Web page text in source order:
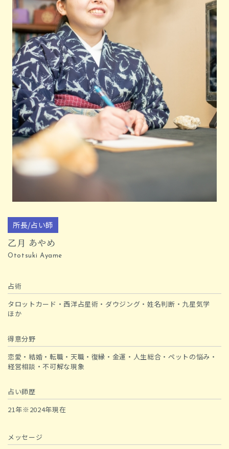
所長/占い師
乙月 あやめ
Ototsuki Ayame
占術
タロットカード・西洋占星術・ダウジング・姓名判断・九星気学
ほか
得意分野
恋愛・結婚・転職・天職・復縁・金運・人生総合・ペットの悩み・
経営相談・不可解な現象
占い師歴
21年※2024年現在
メッセージ